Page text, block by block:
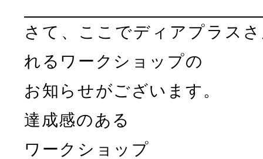
さて、ここでディアプラス
れるワークショップの
お知らせがございます。
達成感のある
ワークショップ